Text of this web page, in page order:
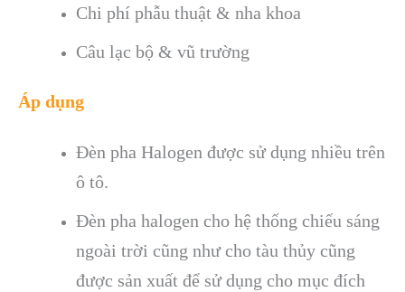
Chi phí phẫu thuật & nha khoa
Câu lạc bộ & vũ trường
Áp dụng
Đèn pha Halogen được sử dụng nhiều trên
ô tô.
Đèn pha halogen cho hệ thống chiếu sáng
ngoài trời cũng như cho tàu thủy cũng
được sản xuất để sử dụng cho mục đích